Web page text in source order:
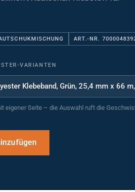
ART.-NR.
eigener Seite – die Auswahl ruft die